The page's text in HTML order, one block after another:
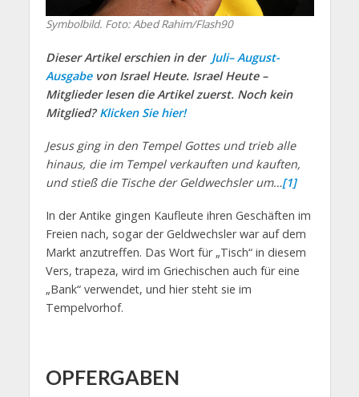
Symbolbild. Foto: Abed Rahim/Flash90
Dieser Artikel erschien in der Juli– August-
Ausgabevon Israel Heute. Israel Heute –
Mitglieder lesen die Artikel zuerst. Noch kein
Mitglied?Klicken Sie hier!
Jesus ging in den Tempel Gottes und trieb alle
hinaus, die im Tempel verkauften und kauften,
und stieß die Tische der Geldwechsler um…[1]
In der Antike gingen Kaufleute ihren Geschäften im
Freien nach, sogar der Geldwechsler war auf dem
Markt anzutreffen. Das Wort für „Tisch“ in diesem
Vers, trapeza, wird im Griechischen auch für eine
„Bank“ verwendet, und hier steht sie im
Tempelvorhof.
OPFERGABEN